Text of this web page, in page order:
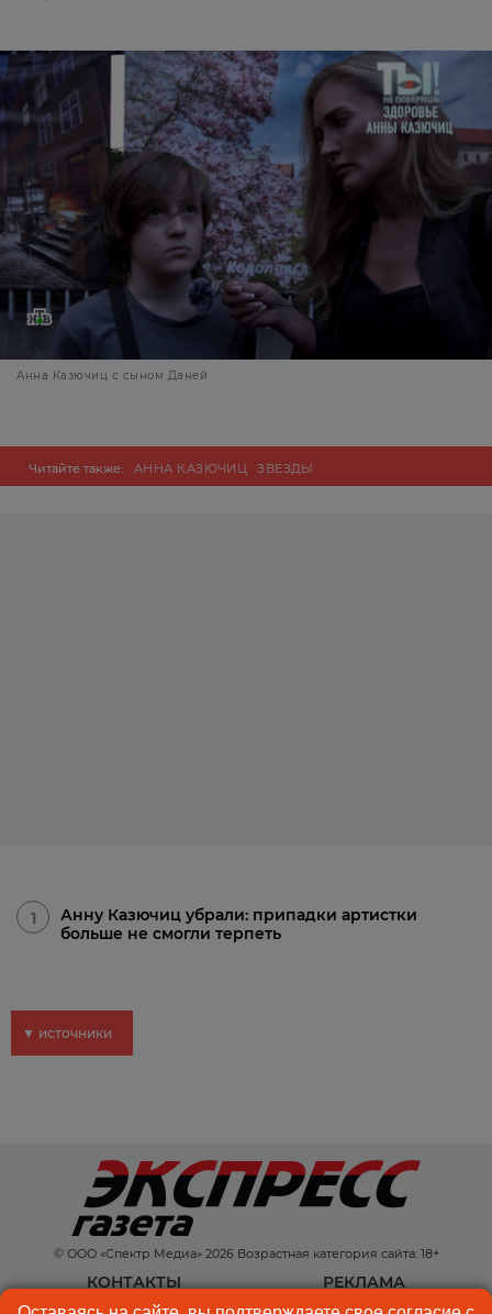
Анна Казючиц с сыном Даней
Читайте также: АННА КАЗЮЧИЦ ЗВЕЗДЫ
1
Анну Казючиц убрали: припадки артистки
больше не смогли терпеть
▼ источники
© ООО «Спектр Медиа» 2026 Возрастная категория сайта: 18+
КОНТАКТЫ
РЕКЛАМА